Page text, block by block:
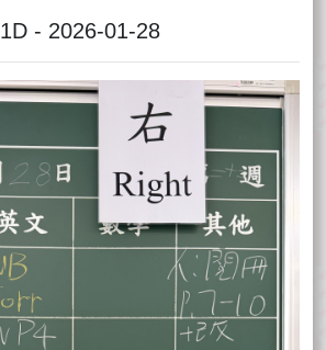
1D - 2026-01-28